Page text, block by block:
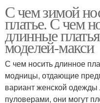
С чем зимой
платье. С чем
длинные
моделей-макси
С чем носить длинное
модницы, отдающие
вариант женской одежды
пуловерами, они могут